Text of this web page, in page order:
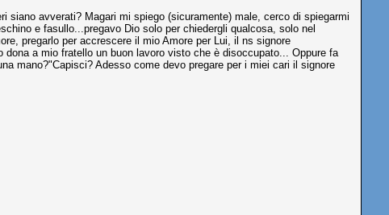
siano avverati? Magari mi spiego (sicuramente) male, cerco di spiegarmi
e fasullo...pregavo Dio solo per chiedergli qualcosa, solo nel
pregarlo per accrescere il mio Amore per Lui, il ns signore
a mio fratello un buon lavoro visto che è disoccupato... Oppure fa
mano?"Capisci? Adesso come devo pregare per i miei cari il signore